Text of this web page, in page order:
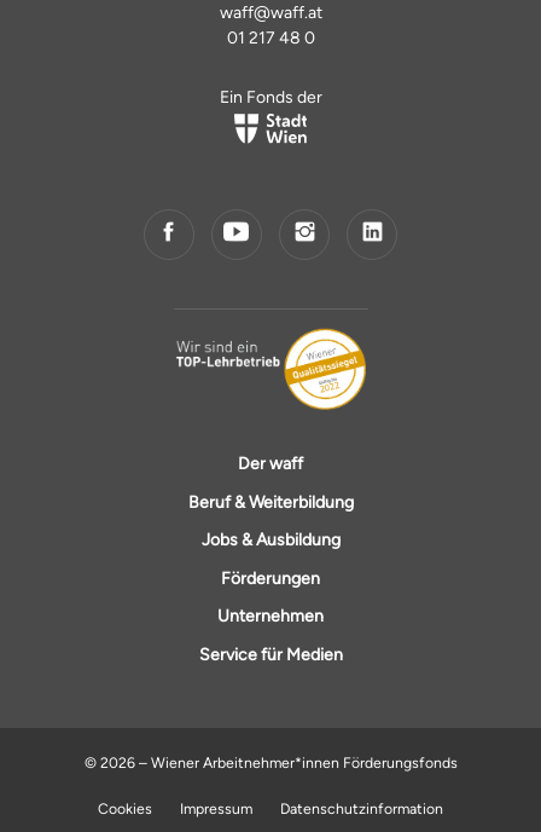
waff@waff.at
01 217 48 0
Ein Fonds der
Der waff
Beruf & Weiterbildung
Jobs & Ausbildung
Förderungen
Unternehmen
Service für Medien
© 2026 – Wiener Arbeitnehmer*innen Förderungsfonds
Cookies Impressum Datenschutzinformation